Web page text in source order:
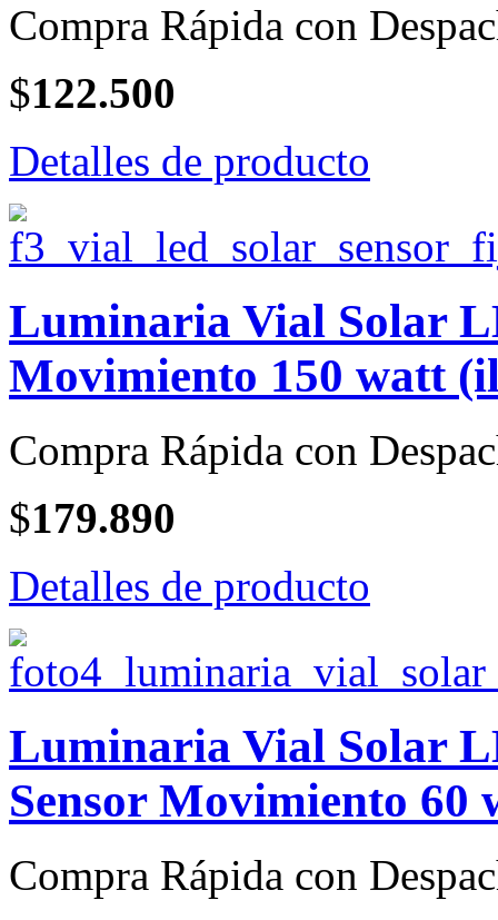
Compra Rápida con
$122.500
Detalles de producto
Luminaria Vial Solar
Movimiento 150 watt
Compra Rápida con
$179.890
Detalles de producto
Luminaria Vial Solar
Sensor Movimiento
Compra Rápida con